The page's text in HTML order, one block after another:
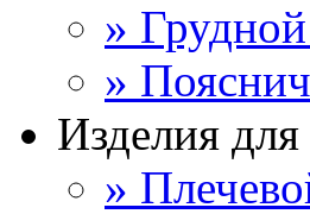
»
»
Изделия для
»